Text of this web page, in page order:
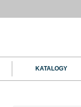
KATALOGY